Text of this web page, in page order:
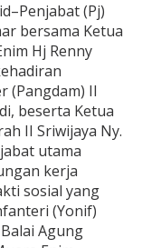
(Pj)
bersama Ketua
Hj Renny
(Pangdam) II
beserta Ketua
II Sriwijaya Ny.
utama
kerja
sosial yang
(Yonif)
Agung